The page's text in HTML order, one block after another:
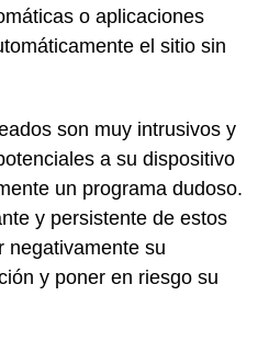
o aplicaciones
el sitio sin
son muy intrusivos y
a su dispositivo
un programa dudoso.
y persistente de estos
negativamente su
y poner en riesgo su